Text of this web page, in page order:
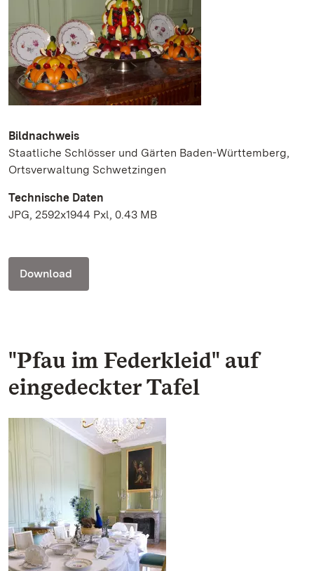
Bildnachweis
Staatliche Schlösser und Gärten Baden-Württemberg,
Ortsverwaltung Schwetzingen
Technische Daten
JPG, 2592x1944 Pxl, 0.43 MB
Download
"Pfau im Federkleid" auf
eingedeckter Tafel